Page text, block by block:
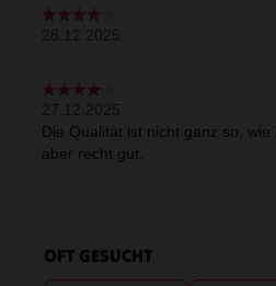
OFT GESUCHT